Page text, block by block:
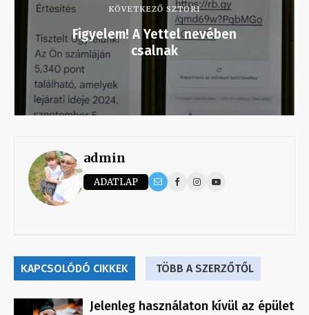
KÖVETKEZŐ SZTORI
Figyelem! A Yettel nevében
csalnak
admin
ADATLAP
KAPCSOLÓDÓ CIKKEK TÖBB A SZERZŐTŐL
Jelenleg használaton kívül az épület